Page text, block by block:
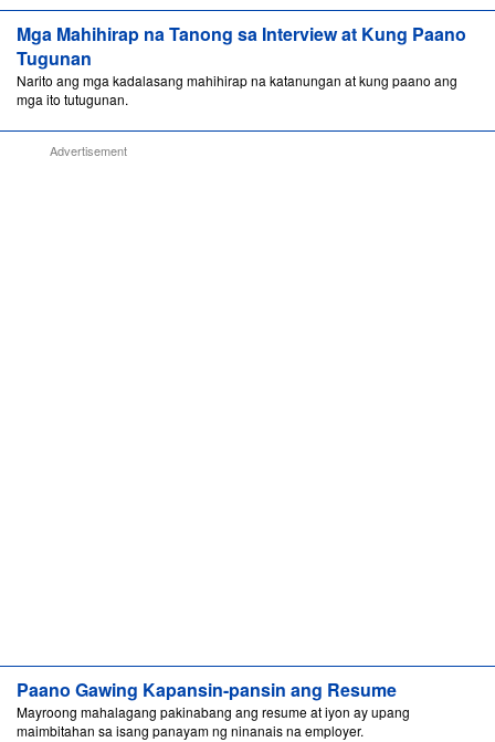
Mga Mahihirap na Tanong sa Interview at Kung Paano
Tugunan
Narito ang mga kadalasang mahihirap na katanungan at kung paano ang
mga ito tutugunan.
Advertisement
Paano Gawing Kapansin-pansin ang Resume
Mayroong mahalagang pakinabang ang resume at iyon ay upang
maimbitahan sa isang panayam ng ninanais na employer.